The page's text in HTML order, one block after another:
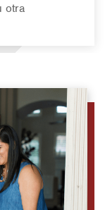
otra